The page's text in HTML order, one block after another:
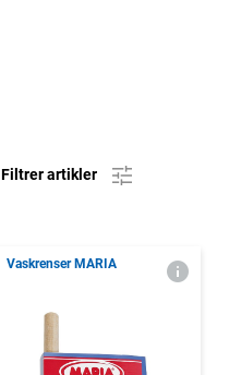
Filtrer artikler
Vaskrenser MARIA